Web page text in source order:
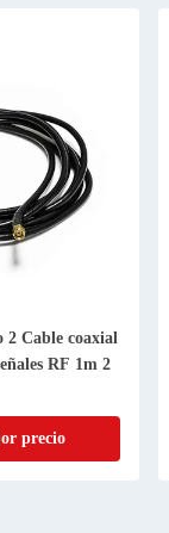
2 Cable coaxial
RF 1m 2
precio